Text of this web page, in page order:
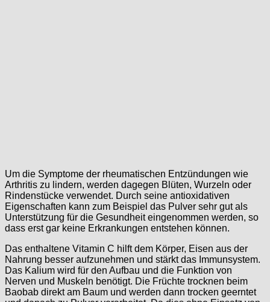
Um die Symptome der rheumatischen Entzündungen wie
Arthritis zu lindern, werden dagegen Blüten, Wurzeln oder
Rindenstücke verwendet. Durch seine antioxidativen
Eigenschaften kann zum Beispiel das Pulver sehr gut als
Unterstützung für die Gesundheit eingenommen werden, so
dass erst gar keine Erkrankungen entstehen können.
Das enthaltene Vitamin C hilft dem Körper, Eisen aus der
Nahrung besser aufzunehmen und stärkt das Immunsystem.
Das Kalium wird für den Aufbau und die Funktion von
Nerven und Muskeln benötigt. Die Früchte trocknen beim
Baobab direkt am Baum und werden dann trocken geerntet